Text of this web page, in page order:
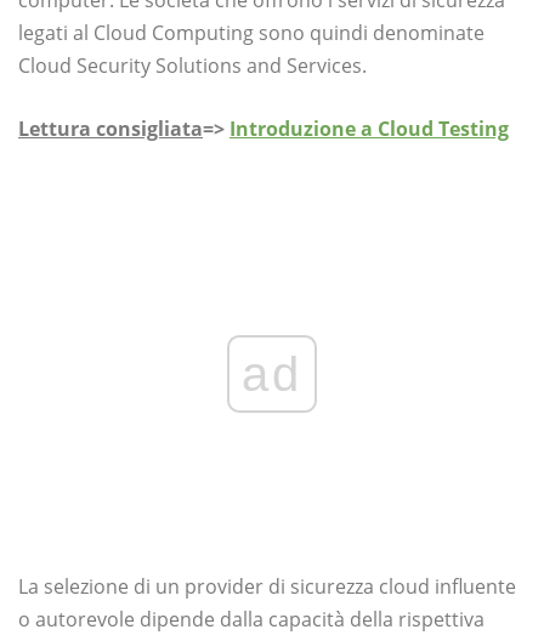
legati al Cloud Computing sono quindi denominate
Cloud Security Solutions and Services.
Lettura consigliata=> Introduzione a Cloud Testing
ad
La selezione di un provider di sicurezza cloud influente
o autorevole dipende dalla capacità della rispettiva